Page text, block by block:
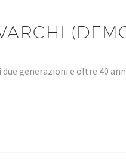
due generazioni e oltre 40